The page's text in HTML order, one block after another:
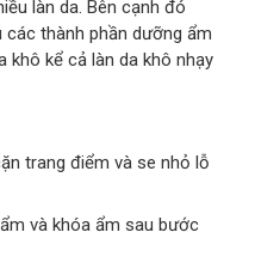
làn da. Bên cạnh đó
thành phần dưỡng ẩm
khô kể cả làn da khô nhạy
trang điểm và se nhỏ lỗ
và khóa ẩm sau bước